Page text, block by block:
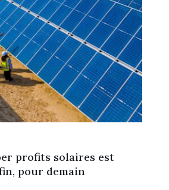
profits solaires est
pour demain